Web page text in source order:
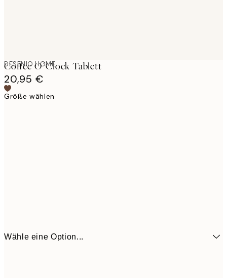
DESENIO HOME
Coffee O´Clock Tablett
20,95 €
Größe wählen
Wähle eine Option...